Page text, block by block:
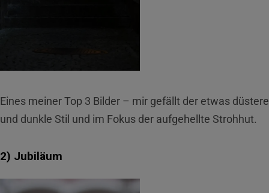
Eines meiner Top 3 Bilder – mir gefällt der etwas düstere
und dunkle Stil und im Fokus der aufgehellte Strohhut.
2) Jubiläum